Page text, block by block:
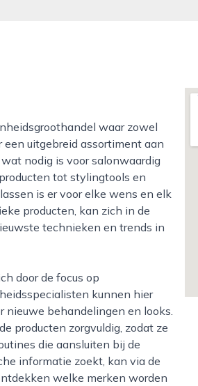
uitgebreid assortiment aan
nodig is voor salonwaardig
tot stylingtools en
is er voor elke wens en elk
producten, kan zich in de
technieken en trends in
kunnen hier
nieuwe behandelingen en looks.
producten zorgvuldig, zodat ze
die aansluiten bij de
informatie zoekt, kan via de
welke merken worden